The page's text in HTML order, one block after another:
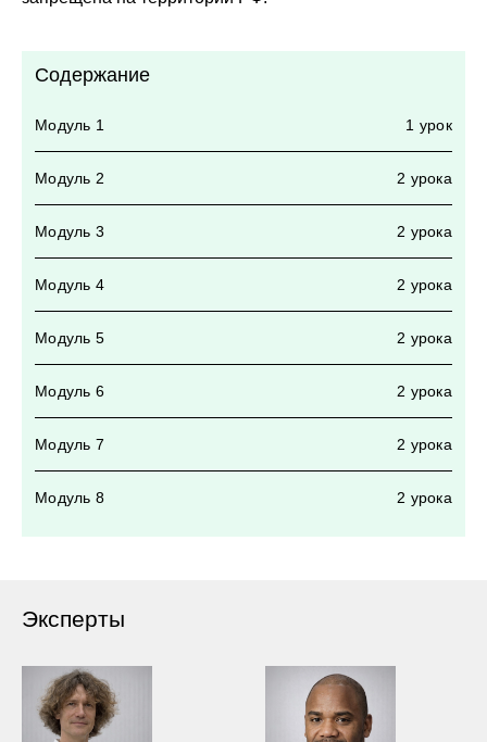
Содержание
Модуль 1 1 урок
Модуль 2 2 урока
Модуль 3 2 урока
Модуль 4 2 урока
Модуль 5 2 урока
Модуль 6 2 урока
Модуль 7 2 урока
Модуль 8 2 урока
Эксперты